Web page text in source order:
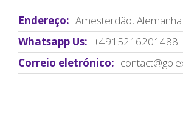
Endereço: Amesterdão, Alemanha
Whatsapp Us: +4915216201488
Correio eletrónico: